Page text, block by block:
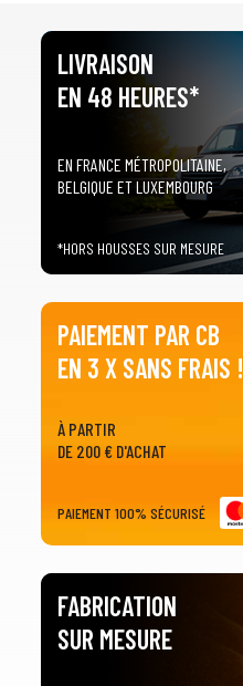
LIVRAISON
EN 48 HEURES*
EN FRANCE MÉTROPOLITAINE,
BELGIQUE ET LUXEMBOURG
*HORS HOUSSES SUR MESURE
PAIEMENT PAR CB
EN 3 X SANS FRAIS !
À PARTIR
DE 200 € D'ACHAT
PAIEMENT 100% SÉCURISÉ
FABRICATION
SUR MESURE